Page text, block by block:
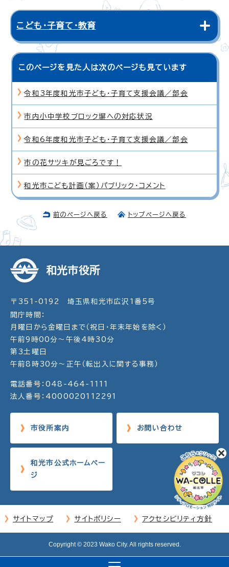
こども・子育て・教育
このページを見た人は次のページも見ています
令和3年度和光市子ども・子育て支援会議／部会
市内小中学校ブロック塀への対応状況
令和6年度和光市子ども・子育て支援会議／部会
市の花サツキが見ごろです！
和光市こども計画（案）パブリック・コメント
前のページへ戻る トップページへ戻る
和光市役所
〒351-0192 埼玉県和光市広沢1番5号
開庁時間：
月曜日から金曜日まで（祝日・年末年始を除く）
午前9時00分～午後4時30分
第3土曜日
午前8時30分～正午（転出入に関する事務）
電話番号：048-464-1111
法人番号：4000020112291
市役所案内 お問い合わせ
和光市公式ホームペー
ジ
サイトマップ サイトポリシー アクセシビリティ方針
Copyright © 2023 Wako City. All rights reserved.